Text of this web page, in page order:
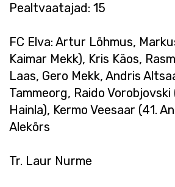
Pealtvaatajad: 15
FC Elva: Artur Lõhmus,
Kaimar Mekk), Kris Käos,
Laas, Gero Mekk, Andris
Tammeorg, Raido Vorobjovski
Hainla), Kermo Veesaar (41.
Alekõrs
Tr. Laur Nurme